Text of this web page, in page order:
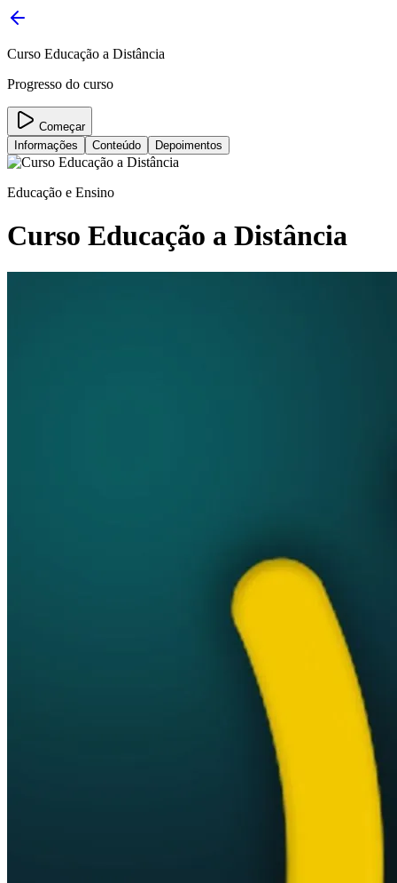
Curso Educação a Distância
Progresso do curso
Começar
Informações
Conteúdo Depoimentos
Educação e Ensino
Curso Educação a Distância